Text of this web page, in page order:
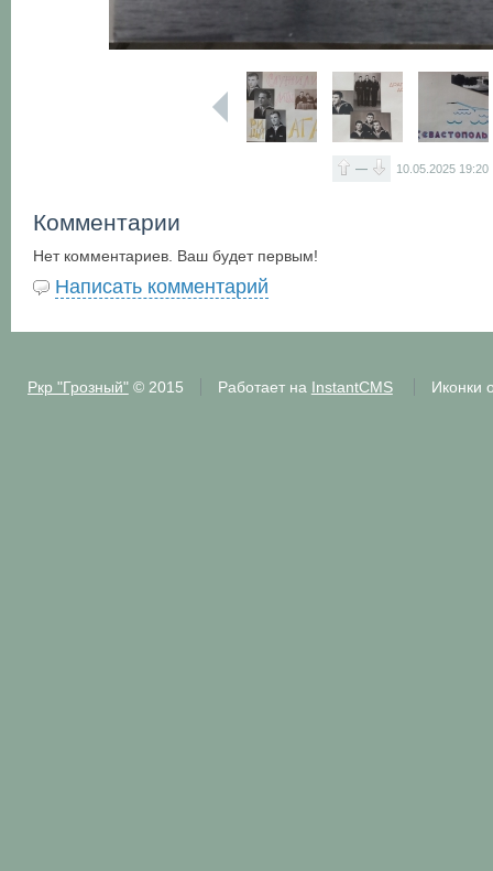
— 10.05.2025 19:20
Комментарии
Нет комментариев. Ваш будет первым!
Написать комментарий
Ркр "Грозный"© 2015 Работает на InstantCMS Иконки